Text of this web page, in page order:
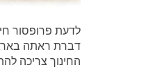
לדעת פרופסור
דברת ראתה
החינוך צריכה